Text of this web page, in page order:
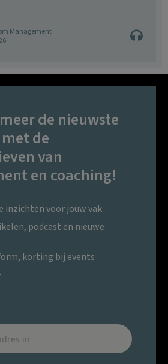
Management
de nieuwste
de
van
en coaching!
inzichten voor jouw vak
podcast en nieuwe
korting bij events